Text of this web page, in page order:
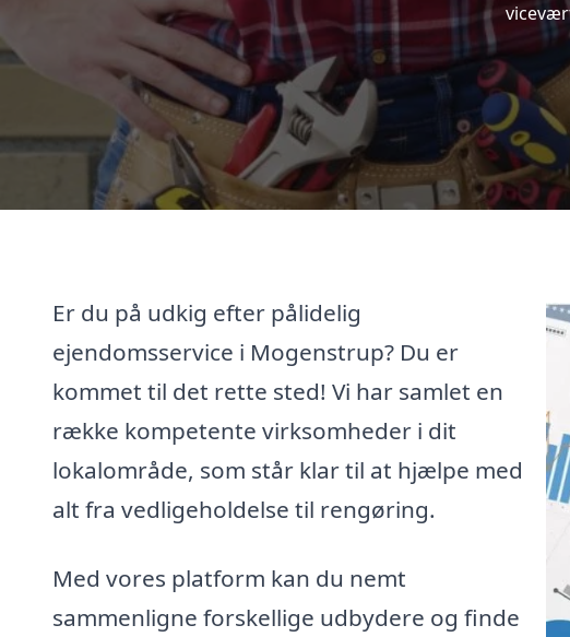
Er du på udkig efter pålidelig
ejendomsservice i Mogenstrup? Du er
kommet til det rette sted! Vi har samlet en
række kompetente virksomheder i dit
lokalområde, som står klar til at hjælpe med
alt fra vedligeholdelse til rengøring.
Med vores platform kan du nemt
sammenligne forskellige udbydere og finde